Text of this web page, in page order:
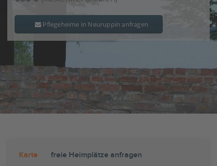
Pflegeheime in Neuruppin anfragen
Karte freie Heimplätze anfragen